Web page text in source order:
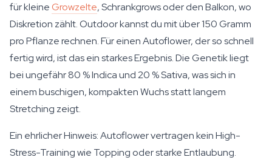
für kleineGrowzelte, Schrankgrows oder den Balkon, wo
Diskretion zählt. Outdoor kannst du mit über 150 Gramm
pro Pflanze rechnen. Für einen Autoflower, der so schnell
fertig wird, ist das ein starkes Ergebnis. Die Genetik liegt
bei ungefähr 80 % Indica und 20 % Sativa, was sich in
einem buschigen, kompakten Wuchs statt langem
Stretching zeigt.
Ein ehrlicher Hinweis: Autoflower vertragen kein High-
Stress-Training wie Topping oder starke Entlaubung.